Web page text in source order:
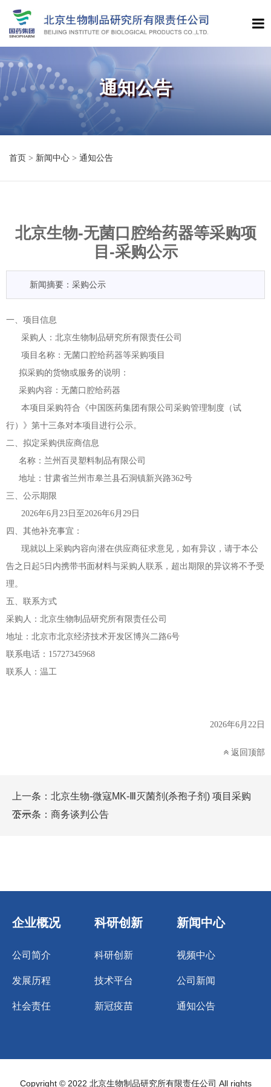
通知公告
首页 > 新闻中心 > 通知公告
北京生物-无菌口腔给药器等采购项
目-采购公示
新闻摘要：采购公示
一、项目信息
采购人：北京生物制品研究所有限责任公司
项目名称：无菌口腔给药器等采购项目
拟采购的货物或服务的说明：
采购内容：无菌口腔给药器
本项目采购符合《中国医药集团有限公司采购管理制度（试
行）》第十三条对本项目进行公示。
二、拟定采购供应商信息
名称：兰州百灵塑料制品有限公司
地址：甘肃省兰州市皋兰县石洞镇新兴路362号
三、公示期限
2026年6月23日至2026年6月29日
四、其他补充事宜：
现就以上采购内容向潜在供应商征求意见，如有异议，请于本公
告之日起5日内携带书面材料与采购人联系，超出期限的异议将不予受
理。
五、 联系方式
采购人：北京生物制品研究所有限责任公司
地址：北京市北京经济技术开发区博兴二路6号
联系电话： 15727345968
联系人：温工
2026年6月22日
返回顶部
上一条： 北京生物-微寇MK-Ⅲ灭菌剂(杀孢子剂) 项目采购
公示
下一条： 商务谈判公告
企业概况
公司简介
发展历程
社会责任
科研创新
科研创新
技术平台
新冠疫苗
新闻中心
视频中心
公司新闻
通知公告
Copyright © 2022 北京生物制品研究所有限责任公司 All rights